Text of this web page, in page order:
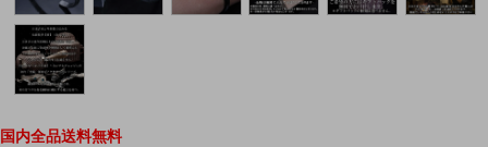
国内全品送料無料